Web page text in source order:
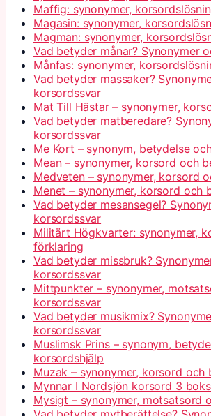
Maffig: synonymer,
Magasin: synonymer,
Magman: synonymer,
Vad betyder månar? Synonymer
Månfas: synonymer,
Vad betyder massaker?
korsordssvar
Mat Till Hästar – synonymer,
Vad betyder matberedare?
korsordssvar
Me Kort – synonym, betydelse
Mean – synonymer, korsord och
Medveten – synonymer, korsord
Menet – synonymer, korsord och
Vad betyder mesansegel?
korsordssvar
Militärt Högkvarter: synonymer,
förklaring
Vad betyder missbruk?
korsordssvar
Mittpunkter – synonymer,
korsordssvar
Vad betyder musikmix?
korsordssvar
Muslimsk Prins – synonym,
korsordshjälp
Muzak – synonymer, korsord och
Mynnar I Nordsjön korsord 3
Mysigt – synonymer, motsatsord